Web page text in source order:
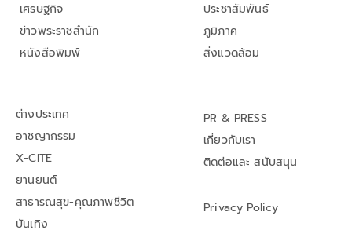
เศรษฐกิจ
ข่าวพระราชสำนัก
หนังสือพิมพ์
ประชาสัมพันธ์
ภูมิภาค
สิ่งแวดล้อม
ต่างประเทศ
อาชญากรรม
X-CITE
ยานยนต์
สาธารณสุข-คุณภาพชีวิต
บันเทิง
PR & PRESS
เกี่ยวกับเรา
ติดต่อและ สนับสนุน
Privacy Policy